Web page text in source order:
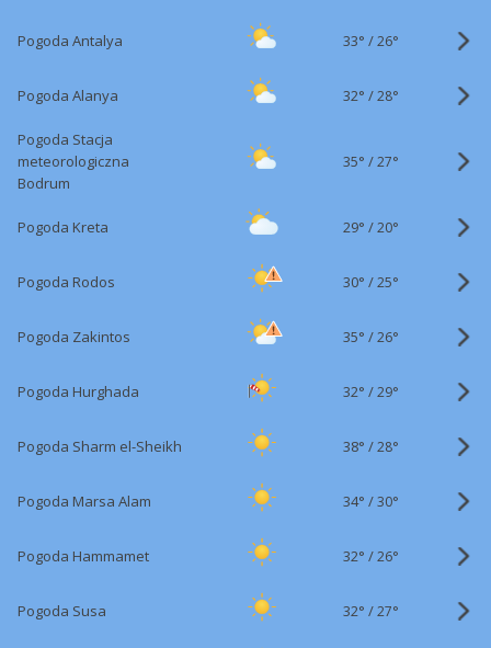
Pogoda Antalya 33° /26°
Pogoda Alanya 32° /28°
Pogoda Stacja
meteorologiczna
Bodrum
35° /27°
Pogoda Kreta 29° /20°
Pogoda Rodos 30° /25°
Pogoda Zakintos 35° /26°
Pogoda Hurghada 32° /29°
Pogoda Sharm el-Sheikh 38° /28°
Pogoda Marsa Alam 34° /30°
Pogoda Hammamet 32° /26°
Pogoda Susa 32° /27°